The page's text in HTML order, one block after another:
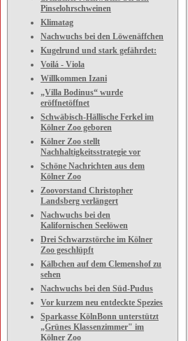
Pinselohrschweinen
Klimatag
Nachwuchs bei den Löwenäffchen
Kugelrund und stark gefährdet:
Voilá - Viola
Willkommen Izani
„Villa Bodinus“ wurde
eröffnetöffnet
Schwäbisch-Hällische Ferkel im
Kölner Zoo geboren
Kölner Zoo stellt
Nachhaltigkeitsstrategie vor
Schöne Nachrichten aus dem
Kölner Zoo
Zoovorstand Christopher
Landsberg verlängert
Nachwuchs bei den
Kalifornischen Seelöwen
Drei Schwarzstörche im Kölner
Zoo geschlüpft
Kälbchen auf dem Clemenshof zu
sehen
Nachwuchs bei den Süd-Pudus
Vor kurzem neu entdeckte Spezies
Sparkasse KölnBonn unterstützt
„Grünes Klassenzimmer" im
Kölner Zoo